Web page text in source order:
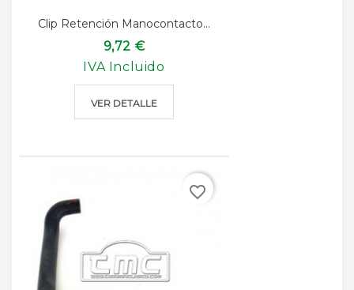
Clip Retención Manocontacto...
9,72 €
IVA Incluido
VER DETALLE
favorite_border